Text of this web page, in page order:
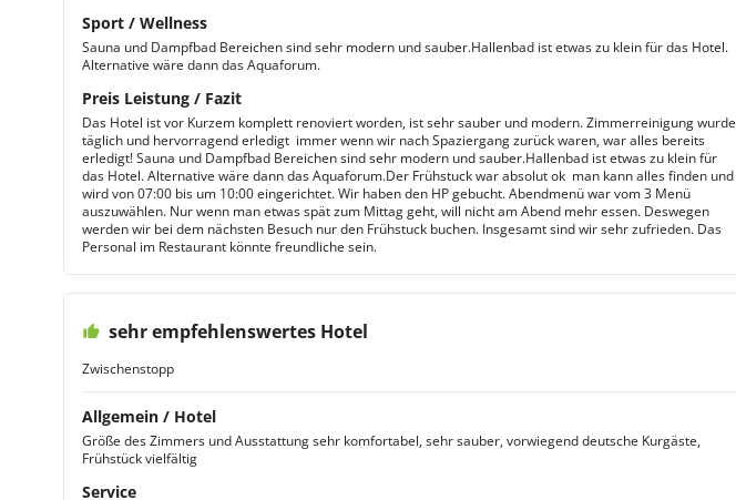
Sport / Wellness
Sauna und Dampfbad Bereichen sind sehr modern und sauber.Hallenbad ist etwas zu klein für das Hotel.
Alternative wäre dann das Aquaforum.
Preis Leistung / Fazit
Das Hotel ist vor Kurzem komplett renoviert worden, ist sehr sauber und modern. Zimmerreinigung wurde
täglich und hervorragend erledigt  immer wenn wir nach Spaziergang zurück waren, war alles bereits
erledigt! Sauna und Dampfbad Bereichen sind sehr modern und sauber.Hallenbad ist etwas zu klein für
das Hotel. Alternative wäre dann das Aquaforum.Der Frühstuck war absolut ok  man kann alles finden und
wird von 07:00 bis um 10:00 eingerichtet. Wir haben den HP gebucht. Abendmenü war vom 3 Menü
auszuwählen. Nur wenn man etwas spät zum Mittag geht, will nicht am Abend mehr essen. Deswegen
werden wir bei dem nächsten Besuch nur den Frühstuck buchen. Insgesamt sind wir sehr zufrieden. Das
Personal im Restaurant könnte freundliche sein.
sehr empfehlenswertes Hotel
Zwischenstopp
Allgemein / Hotel
Größe des Zimmers und Ausstattung sehr komfortabel, sehr sauber, vorwiegend deutsche Kurgäste,
Frühstück vielfältig
Service